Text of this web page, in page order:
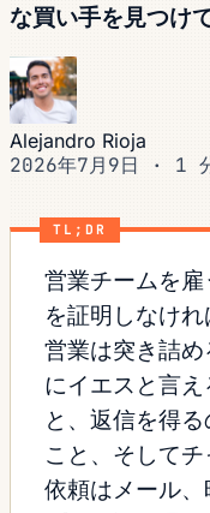
な買い手を見つけ
Alejandro Rioja
2026年7月9日 · 1
TL;DR
営業チームを雇
を証明しなけ
営業は突き詰
にイエスと言
と、返信を得
こと、そして
依頼はメール、